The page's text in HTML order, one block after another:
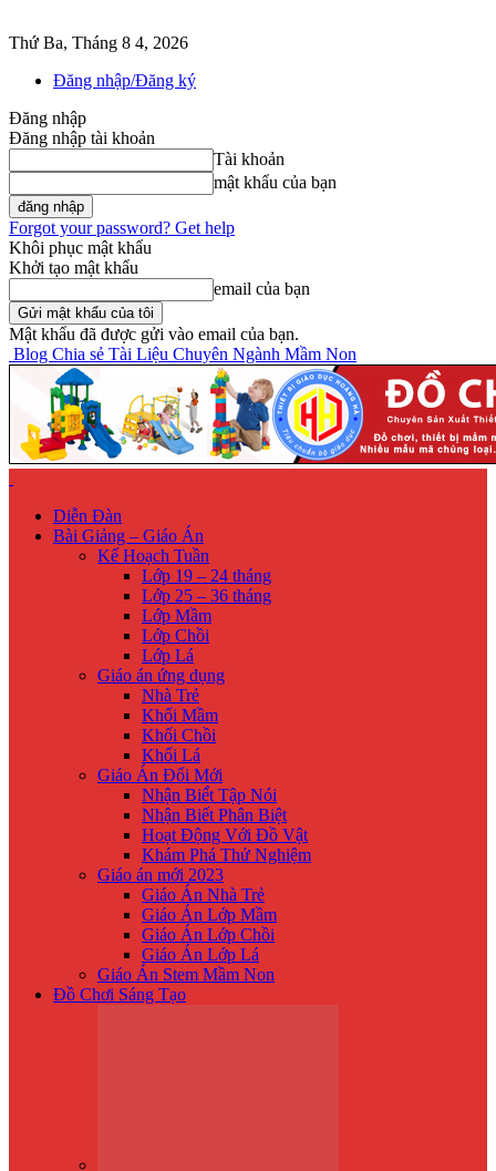
Thứ Ba, Tháng 8 4, 2026
Đăng nhập/Đăng ký
Đăng nhập
Đăng nhập tài khoản
Tài khoản
mật khẩu của bạn
Forgot your password? Get help
Khôi phục mật khẩu
Khởi tạo mật khẩu
email của bạn
Mật khẩu đã được gửi vào email của bạn.
Blog Chia sẻ Tài Liệu Chuyên Ngành Mầm Non
Diễn Đàn
Bài Giảng – Giáo Án
Kế Hoạch Tuần
Lớp 19 – 24 tháng
Lớp 25 – 36 tháng
Lớp Mầm
Lớp Chồi
Lớp Lá
Giáo án ứng dụng
Nhà Trẻ
Khối Mầm
Khối Chồi
Khối Lá
Giáo Án Đổi Mới
Nhận Biế́t Tập Nói
Nhận Biết Phân Biệt
Hoạt Động Với Đồ Vật
Khám Phá Thử Nghiệm
Giáo án mới 2023
Giáo Án Nhà Trẻ
Giáo Án Lớp Mầm
Giáo Án Lớp Chồi
Giáo Án Lớp Lá
Giáo Án Stem Mầm Non
Đồ Chơi Sáng Tạo